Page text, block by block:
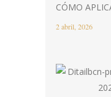
CÓMO
2 abril, 2026